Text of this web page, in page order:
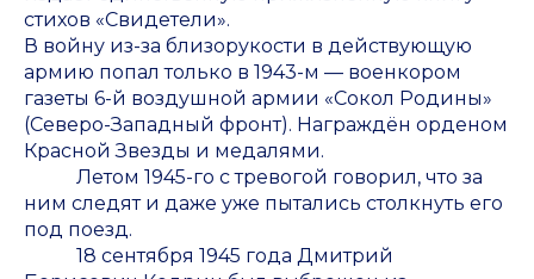
стихов «Свидетели».
В войну из-за близорукости в действующую
армию попал только в 1943-м — военкором
газеты 6-й воздушной армии «Сокол Родины»
(Северо-Западный фронт). Награждён орденом
Красной Звезды и медалями.
Летом 1945-го с тревогой говорил, что за
ним следят и даже уже пытались столкнуть его
под поезд.
18 сентября 1945 года Дмитрий